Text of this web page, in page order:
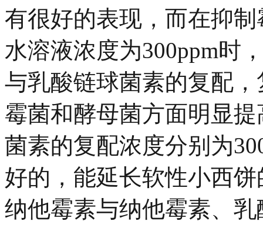
有很好的表现，而在抑
水溶液浓度为300ppm时
与乳酸链球菌素的复配
霉菌和酵母菌方面明显
菌素的复配浓度分别为
好的，能延长软性小西
纳他霉素与纳他霉素、